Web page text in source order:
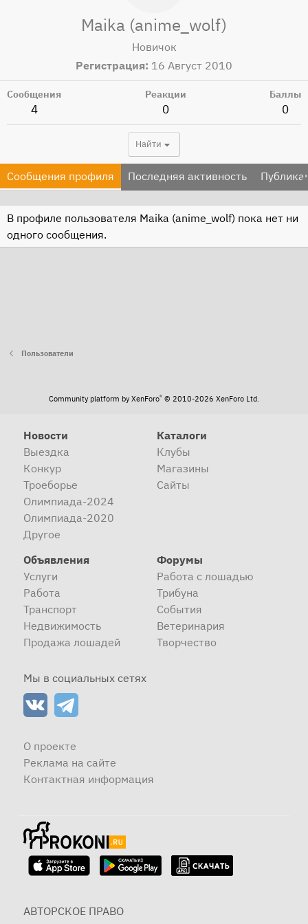
Maika (anime_wolf)
Новичок
Регистрация 16 Август 2010
Сообщения
4
Реакции
0
Баллы
0
Найти
Сообщения профиля Последняя активность
В профиле пользователя Maika (anime_wolf) пока нет ни
одного сообщения.
Пользователи
Community platform by XenForo® © 2010-2026 XenForo Ltd.
Новости
Выездка
Конкур
Троеборье
Олимпиада-2024
Олимпиада-2020
Другое
Каталоги
Клубы
Магазины
Сайты
Объявления
Услуги
Работа
Транспорт
Недвижимость
Продажа лошадей
Форумы
Работа с лошадью
Трибуна
События
Ветеринария
Творчество
Мы в социальных сетях
О проекте
Реклама на сайте
Контактная информация
АВТОРСКОЕ ПРАВО